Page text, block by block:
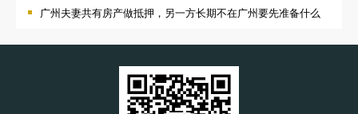
广州夫妻共有房产做抵押，另一方长期不在广州要先准备什么